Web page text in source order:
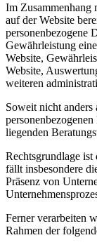
Im Zusammenhang
auf der Website
personenbezogene
Gewährleistung
Website,
Website,
weiteren
Soweit nicht anders
liegenden
Rechtsgrundlage
fällt insbesondere
Präsenz von
Ferner verarbeiten
Rahmen der